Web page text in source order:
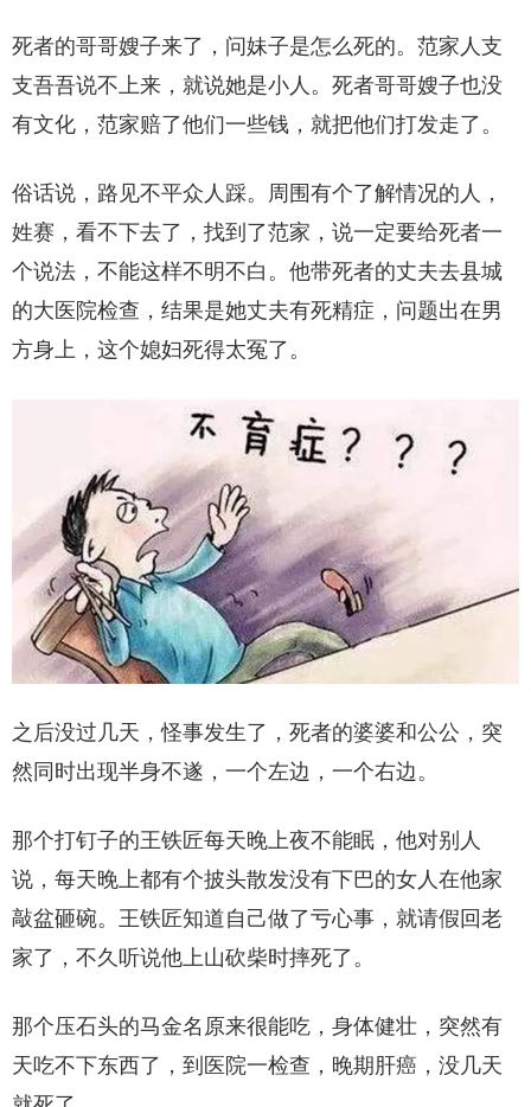
死者的哥哥嫂子来了，问妹子是怎么死的。范家人支
支吾吾说不上来，就说她是小人。死者哥哥嫂子也没
有文化，范家赔了他们一些钱，就把他们打发走了。
俗话说，路见不平众人踩。周围有个了解情况的人，
姓赛，看不下去了，找到了范家，说一定要给死者一
个说法，不能这样不明不白。他带死者的丈夫去县城
的大医院检查，结果是她丈夫有死精症，问题出在男
方身上，这个媳妇死得太冤了。
之后没过几天，怪事发生了，死者的婆婆和公公，突
然同时出现半身不遂，一个左边，一个右边。
那个打钉子的王铁匠每天晚上夜不能眠，他对别人
说，每天晚上都有个披头散发没有下巴的女人在他家
敲盆砸碗。王铁匠知道自己做了亏心事，就请假回老
家了，不久听说他上山砍柴时摔死了。
那个压石头的马金名原来很能吃，身体健壮，突然有
天吃不下东西了，到医院一检查，晚期肝癌，没几天